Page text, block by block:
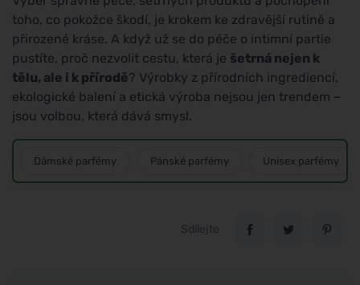
toho, co pokožce škodí, je krokem ke zdravější rutině a
přirozené kráse. A když už se do péče o intimní partie
pustíte, proč nezvolit cestu, která je šetrná nejen k
tělu, ale i k přírodě? Výrobky z přírodních ingrediencí,
ekologické balení a etická výroba nejsou jen trendem –
jsou volbou, která dává smysl.
Dámské parfémy Pánské parfémy Unisex parfémy
Sdílejte